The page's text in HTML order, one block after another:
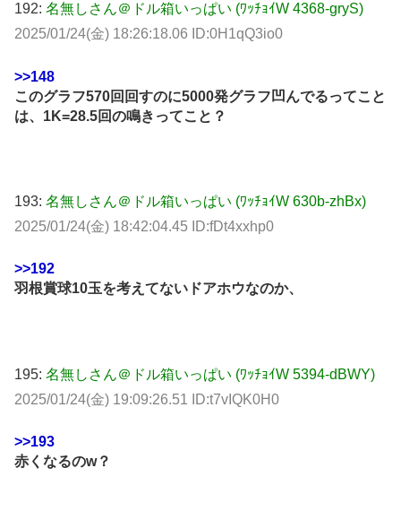
192: 名無しさん＠ドル箱いっぱい (ﾜｯﾁｮｲW 4368-gryS)
2025/01/24(金) 18:26:18.06 ID:0H1qQ3io0
>>148
このグラフ570回回すのに5000発グラフ凹んでるってこと
は、1K=28.5回の鳴きってこと？
193: 名無しさん＠ドル箱いっぱい (ﾜｯﾁｮｲW 630b-zhBx)
2025/01/24(金) 18:42:04.45 ID:fDt4xxhp0
>>192
羽根賞球10玉を考えてないドアホウなのか、
195: 名無しさん＠ドル箱いっぱい (ﾜｯﾁｮｲW 5394-dBWY)
2025/01/24(金) 19:09:26.51 ID:t7vIQK0H0
>>193
赤くなるのw？